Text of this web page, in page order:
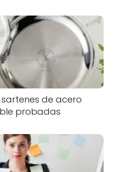
sartenes de acero
probadas